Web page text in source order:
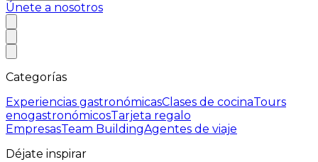
Únete a nosotros
Categorías
Experiencias gastronómicasClases de cocinaTours
enogastronómicosTarjeta regalo
EmpresasTeam BuildingAgentes de viaje
Déjate inspirar